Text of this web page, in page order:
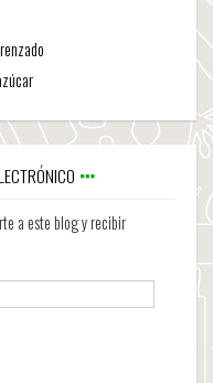
a este blog y recibir